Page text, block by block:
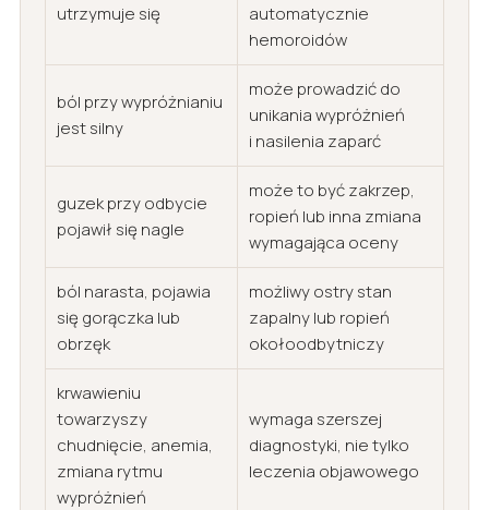
utrzymuje się
automatycznie
hemoroidów
ból przy wypróżnianiu
jest silny
może prowadzić do
unikania wypróżnień
i nasilenia zaparć
guzek przy odbycie
pojawił się nagle
może to być zakrzep,
ropień lub inna zmiana
wymagająca oceny
ból narasta, pojawia
się gorączka lub
obrzęk
możliwy ostry stan
zapalny lub ropień
okołoodbytniczy
krwawieniu
towarzyszy
chudnięcie, anemia,
zmiana rytmu
wypróżnień
wymaga szerszej
diagnostyki, nie tylko
leczenia objawowego